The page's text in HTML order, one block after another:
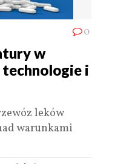
0
w
i
leków
warunkami